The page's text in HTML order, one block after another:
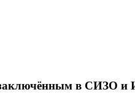
заключённым в СИЗО и